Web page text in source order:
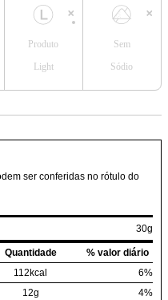
Produto
Light
Sem
Sódio
ser conferidas no rótulo do
30g
Quantidade
% valor diário
112kcal
6%
12g
4%